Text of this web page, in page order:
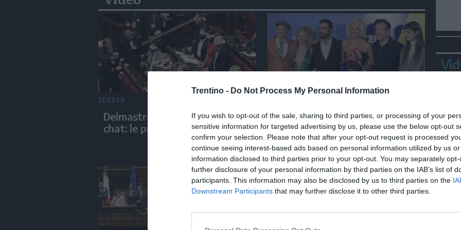
Trentino - Do Not Process My Personal Information
If you wish to opt-out of the sale, sharing to third parties, or processing of your
sensitive information for targeted advertising by us, please use the below opt-out
confirm your selection. Please note that after your opt-out request is processed
continue seeing interest-based ads based on personal information utilized by us
information disclosed to third parties prior to your opt-out. You may separately
further disclosure of your personal information by third parties on the IAB’s list of
participants. This information may also be disclosed by us to third parties on the
Downstream Participants that may further disclose it to other third parties.
ITALIA
Delmastro, negato l'uso delle
chat: le proteste di Avs e M5s
La serie tv "Ted Lasso" torna
con una nuova squadra di
calcio
in